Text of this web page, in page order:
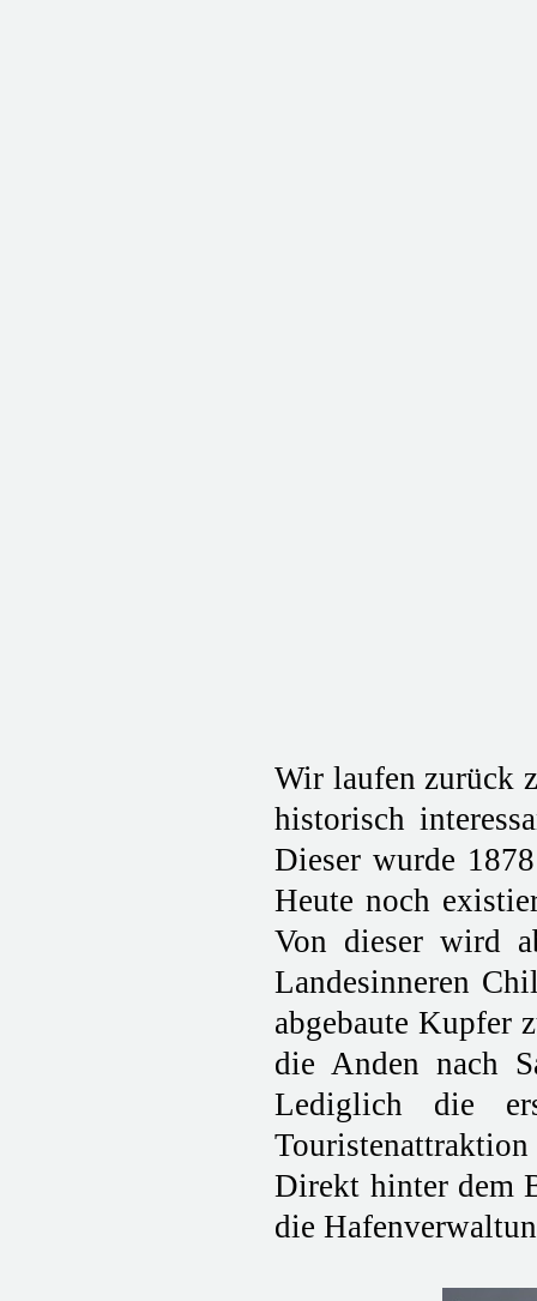
Wir laufen zurück
historisch
Dieser wurde
Heute noch
Von dieser wird
Landesinneren
abgebaute Kupfer
die Anden nach
Lediglich die
Direkt hinter dem
die